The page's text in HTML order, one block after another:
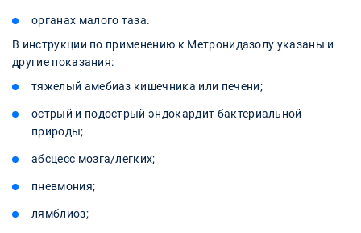
органах малого таза.
В инструкции по применению к Метронидазолу указаны и
другие показания:
тяжелый амебиаз кишечника или печени;
острый и подострый эндокардит бактериальной
природы;
абсцесс мозга/легких;
пневмония;
лямблиоз;